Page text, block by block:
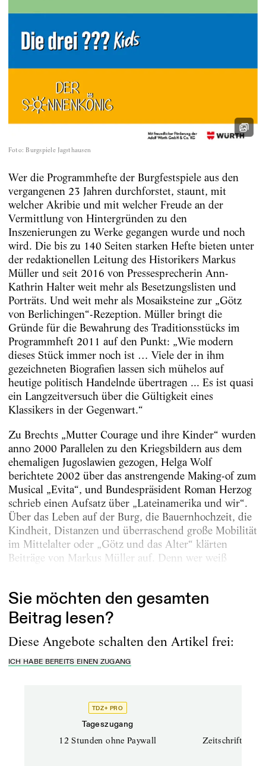
Foto: Burgspiele Jagsthausen
Wer die Programmhefte der Burgfestspiele aus den
vergangenen 23 Jahren durchforstet, staunt, mit
welcher Akribie und mit welcher Freude an der
Vermittlung von Hintergründen zu den
Inszenierungen zu Werke gegangen wurde und noch
wird. Die bis zu 140 Seiten starken Hefte bieten unter
der redaktionellen Leitung des Historikers Markus
Müller und seit 2016 von Pressesprecherin Ann-
Kathrin Halter weit mehr als Besetzungslisten und
Porträts. Und weit mehr als Mosaiksteine zur „Götz
von Berlichingen“-Rezeption. Müller bringt die
Gründe für die Bewahrung des Traditionsstücks im
Programmheft 2011 auf den Punkt: „Wie modern
dieses Stück immer noch ist … Viele der in ihm
gezeichneten Biografien lassen sich mühelos auf
heutige politisch Handelnde übertragen ... Es ist quasi
ein Langzeitversuch über die Gültigkeit eines
Klassikers in der Gegenwart.“
Zu Brechts „Mutter Courage und ihre Kinder“ wurden
anno 2000 Parallelen zu den Kriegsbildern aus dem
ehemaligen Jugoslawien gezogen, Helga Wolf
berichtete 2002 über das anstrengende Making-of zum
Musical „Evita“, und Bundespräsident Roman Herzog
schrieb einen Aufsatz über „Lateinamerika und wir“.
Über das Leben auf der Burg, die Bauernhochzeit, die
Kindheit, Distanzen und überraschend große Mobilität
im Mittelalter oder „Götz und das Alter“ klärten
Beiträge von Markus Müller auf. Denn wer weiß
Sie möchten den gesamten
Beitrag lesen?
Diese Angebote schalten den Artikel frei:
ICH HABE BEREITS EINEN ZUGANG
TDZ+ PRO
Tageszugang
12 Stunden ohne Paywall Zeitschriften